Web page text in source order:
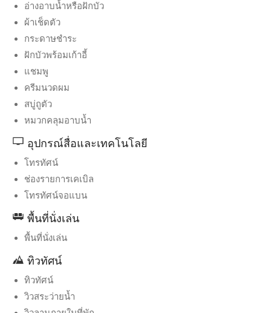
อ่างอาบน้ำหรือฝักบัว
ผ้าเช็ดตัว
กระดาษชำระ
ฝักบัวพร้อมเก้าอี้
แชมพู
ครีมนวดผม
สบู่ถูตัว
หมวกคลุมอาบน้ำ
อุปกรณ์สื่อและเทคโนโลยี
โทรทัศน์
ช่องรายการเคเบิล
โทรทัศน์จอแบน
พื้นที่นั่งเล่น
พื้นที่นั่งเล่น
ทิวทัศน์
ทิวทัศน์
วิวสระว่ายน้ำ